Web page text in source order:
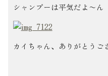
シャンプーは平気だよ〜ん
カイちゃん、ありがとう